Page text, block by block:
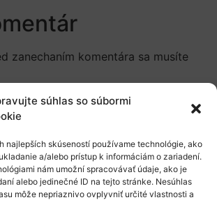
súhlas so súbormi
najlepších skúseností používame technológie, ako
a/alebo prístup k informáciám o zariadení.
nám umožní spracovávať údaje, ako je
alebo jedinečné ID na tejto stránke. Nesúhlas
môže nepriaznivo ovplyvniť určité vlastnosti a
zanechaním komentára sa musíte
výskumný priestor